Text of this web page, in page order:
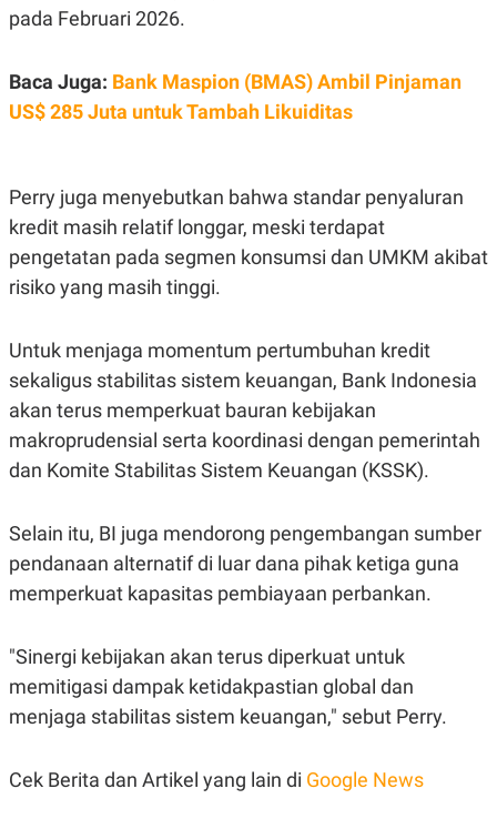
A
M
Y
E
E
.
I
N
G
G
N
A
N
T
A
K
N
R
A
E
M
E
N
E
P
A
P
A
D
V
E
S
I
G
M
D
I
D
pada Februari 2026.
Baca Juga: Bank Maspion (BMAS) Ambil Pinjaman
US$ 285 Juta untuk Tambah Likuiditas
Perry juga menyebutkan bahwa standar penyaluran
kredit masih relatif longgar, meski terdapat
pengetatan pada segmen konsumsi dan UMKM akibat
risiko yang masih tinggi.
Untuk menjaga momentum pertumbuhan kredit
sekaligus stabilitas sistem keuangan, Bank Indonesia
akan terus memperkuat bauran kebijakan
makroprudensial serta koordinasi dengan pemerintah
dan Komite Stabilitas Sistem Keuangan (KSSK).
Selain itu, BI juga mendorong pengembangan sumber
pendanaan alternatif di luar dana pihak ketiga guna
memperkuat kapasitas pembiayaan perbankan.
"Sinergi kebijakan akan terus diperkuat untuk
memitigasi dampak ketidakpastian global dan
menjaga stabilitas sistem keuangan," sebut Perry.
Cek Berita dan Artikel yang lain di Google News